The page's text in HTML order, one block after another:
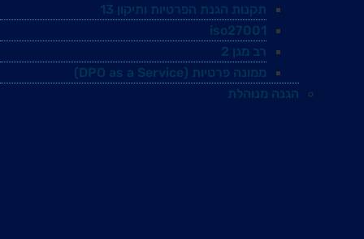
תקנות הגנת הפרטיות ותיקון 13
iso27001
רב מגן 2
ממונה פרטיות (DPO as a Service)
הגנה מנוהלת